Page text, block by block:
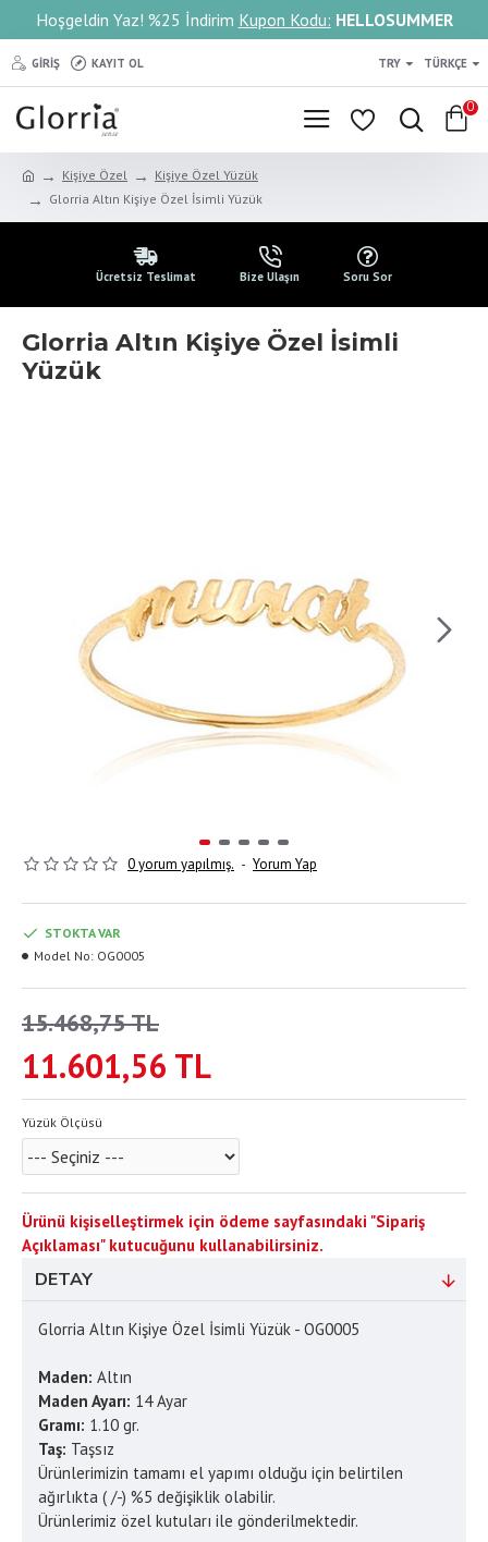
Hoşgeldin Yaz! %25 İndirim Kupon Kodu: HELLOSUMMER
GIRIŞ KAYIT OL TRY TÜRKÇE
0
Kişiye Özel
Kişiye Özel Yüzük
Glorria Altın Kişiye Özel İsimli Yüzük
Ücretsiz Teslimat Bize Ulaşın Soru Sor
Glorria Altın Kişiye Özel İsimli
Yüzük
0 yorum yapılmış. - Yorum Yap
11.601,56 TL
15.468,75 TL
STOKTA VAR
Model No: OG0005
Yüzük Ölçüsü
Ürünü kişiselleştirmek için ödeme sayfasındaki "Sipariş
Açıklaması" kutucuğunu kullanabilirsiniz.
DETAY
Glorria Altın Kişiye Özel İsimli Yüzük - OG0005
Maden: Altın
Maden Ayarı: 14 Ayar
Gramı: 1.10 gr.
Taş: Taşsız
Ürünlerimizin tamamı el yapımı olduğu için belirtilen
ağırlıkta ( /-) %5 değişiklik olabilir.
Ürünlerimiz özel kutuları ile gönderilmektedir.